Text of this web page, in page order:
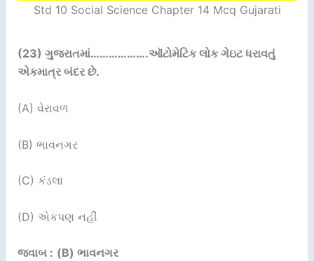
Std 10 Social Science Chapter 14 Mcq Gujarati
(23) ગુજરાતમાં……………….ઑટોમેટિક લોક ગેઇટ ધરાવતું
એકમાત્ર બંદર છે.
(A) વેરાવળ
(B) ભાવનગર
(C) કંડલા
(D) એકપણ નહીં
જવાબ : (B) ભાવનગર